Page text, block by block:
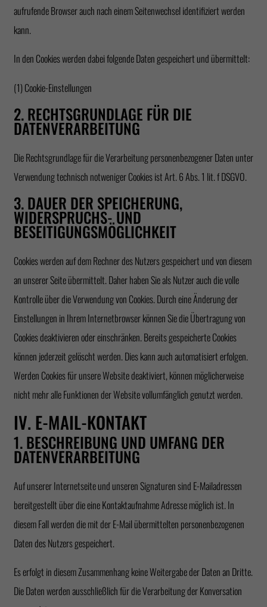
aufrufende Browser auch nach einem Seitenwechsel identifiziert werden
kann.
In den Cookies werden dabei folgende Daten gespeichert und übermittelt:
(1) Cookie-Einstellungen
2. RECHTSGRUNDLAGE FÜR DIE
DATENVERARBEITUNG
Die Rechtsgrundlage für die Verarbeitung personenbezogener Daten unter
Verwendung technisch notweniger Cookies ist Art. 6 Abs. 1 lit. f DSGVO.
3. DAUER DER SPEICHERUNG,
WIDERSPRUCHS- UND
BESEITIGUNGSMÖGLICHKEIT
Cookies werden auf dem Rechner des Nutzers gespeichert und von diesem
an unserer Seite übermittelt. Daher haben Sie als Nutzer auch die volle
Kontrolle über die Verwendung von Cookies. Durch eine Änderung der
Einstellungen in Ihrem Internetbrowser können Sie die Übertragung von
Cookies deaktivieren oder einschränken. Bereits gespeicherte Cookies
können jederzeit gelöscht werden. Dies kann auch automatisiert erfolgen.
Werden Cookies für unsere Website deaktiviert, können möglicherweise
nicht mehr alle Funktionen der Website vollumfänglich genutzt werden.
IV. E-MAIL-KONTAKT
1. BESCHREIBUNG UND UMFANG DER
DATENVERARBEITUNG
Auf unserer Internetseite und unseren Signaturen sind E-Mailadressen
bereitgestellt über die eine Kontaktaufnahme Adresse möglich ist. In
diesem Fall werden die mit der E-Mail übermittelten personenbezogenen
Daten des Nutzers gespeichert.
Es erfolgt in diesem Zusammenhang keine Weitergabe der Daten an Dritte.
Die Daten werden ausschließlich für die Verarbeitung der Konversation